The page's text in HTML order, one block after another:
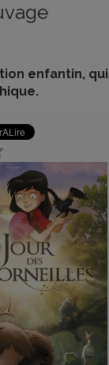
enfantin,